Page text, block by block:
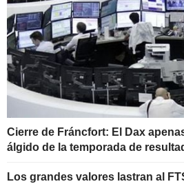
Cierre de Fráncfort: El Dax
álgido de la temporada de
Los grandes valores lastran al